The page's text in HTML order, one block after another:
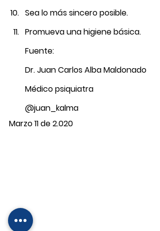
Sea lo más sincero posible.
Promueva una higiene básica.
Fuente:
Dr. Juan Carlos Alba Maldonado
Médico psiquiatra
@juan_kalma
Marzo 11 de 2.020